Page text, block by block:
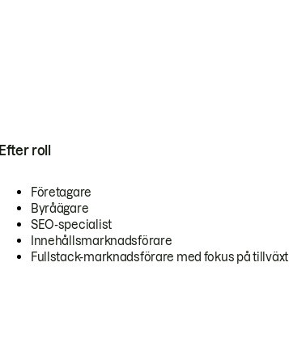
Efter roll
Företagare
Byråägare
SEO-specialist
Innehållsmarknadsförare
Fullstack-marknadsförare med fokus på tillväxt